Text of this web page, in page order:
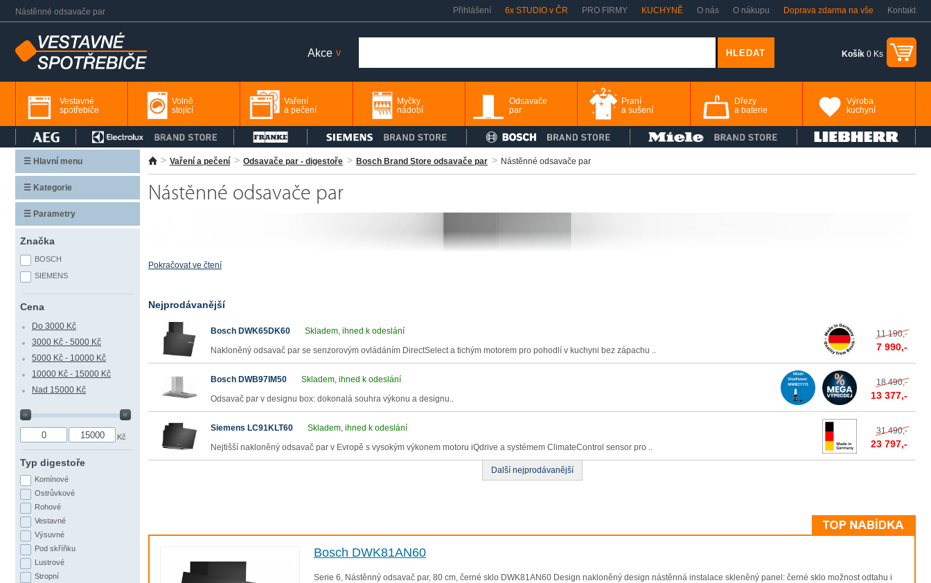
Nástěnné odsavače par Přihlášení 6x STUDIO v ČR PRO FIRMY KUCHYNĚ O nás O nákupu Doprava zdarma na vše Kontakt
Košík0 Ks
Akce>
Vestavné
spotřebiče
Volně
stojící
Vaření
a pečení
Myčky
nádobí
Odsavače
par
Praní
a sušení
Dřezy
a baterie
Výroba
kuchyní
Vaření a pečení Odsavače par - digestoře Bosch Brand Store odsavače par Nástěnné odsavače par
Nástěnné odsavače par
Pokračovat ve čtení
Nejprodávanější
Bosch DWK65DK60 Skladem, ihned k odeslání 11 190,-
7 990,-
Nakloněný odsavač par se senzorovým ovládáním DirectSelect a tichým motorem pro pohodlí v kuchyni bez zápachu ..
Bosch DWB97IM50 Skladem, ihned k odeslání 18 490,-
13 377,-
Odsavač par v designu box: dokonalá souhra výkonu a designu..
Siemens LC91KLT60 Skladem, ihned k odeslání 31 490,-
23 797,-
Nejtišší nakloněný odsavač par v Evropě s vysokým výkonem motoru iQdrive a systémem ClimateControl sensor pro ..
Další nejprodávanější
Bosch DWK81AN60
Serie 6, Nástěnný odsavač par, 80 cm, černé sklo DWK81AN60 Design nakloněný design nástěnná instalace skleněný panel: černé sklo možnost odtahu i
☰ Hlavní menu
☰ Kategorie
☰ Parametry
Značka
BOSCH
SIEMENS
Cena
Do 3000 Kč
3000 Kč - 5000 Kč
5000 Kč - 10000 Kč
10000 Kč - 15000 Kč
Nad 15000 Kč
Kč
Typ digestoře
Komínové
Ostrůvkové
Rohové
Vestavné
Výsuvné
Pod skříňku
Lustrové
Stropní